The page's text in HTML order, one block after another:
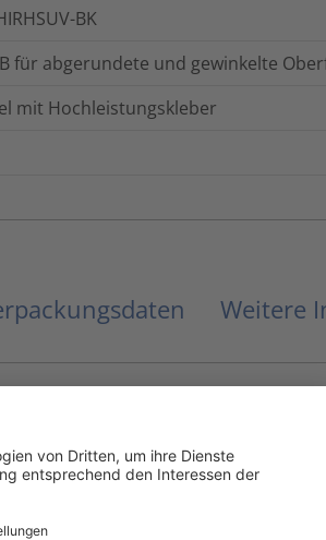
BK
für abgerundete und gewinkelte
mit Hochleistungskleber
Weitere